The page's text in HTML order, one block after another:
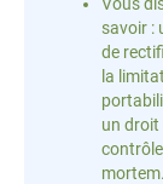
savoir :
de
la
un droit
mortem.